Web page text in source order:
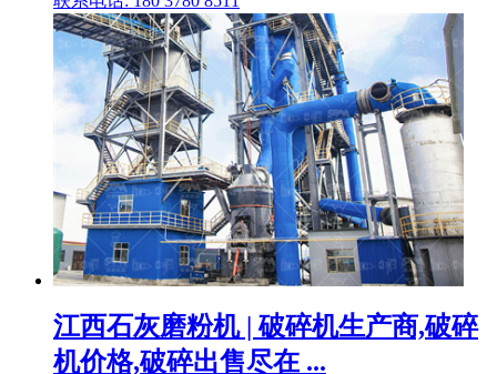
江西石灰磨粉机 | 破碎机生产商,破碎
机价格,破碎出售尽在 ...